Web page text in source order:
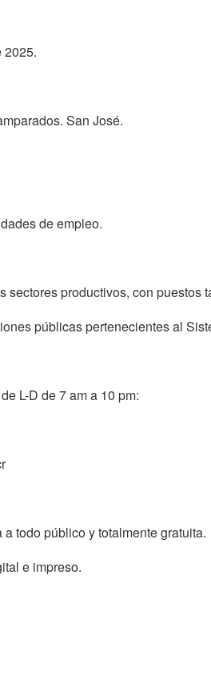
2025.
San José.
de empleo.
sectores productivos, con
públicas pertenecientes al
L-D de 7 am a 10 pm:
todo público y totalmente gratuita.
e impreso.